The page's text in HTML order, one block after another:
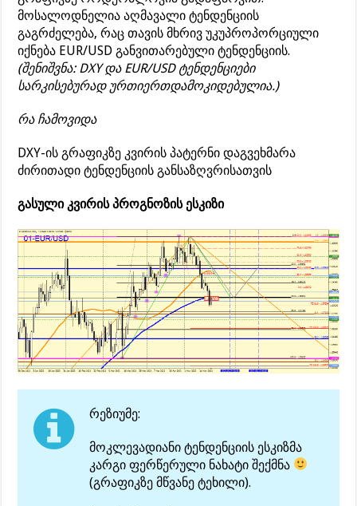
მოსალოდნელია აღმავალი ტენდენციის
გაგრძელება, რაც თავის მხრივ უკუპროპორციული
იქნება EUR/USD განვითარებული ტენდენციის.
(შენიშვნა: DXY და EUR/USD ტენდენციები
სარკისებურად ურთიერთდამოკიდებულია.)
რა ჩამოვიდა
DXY-ის გრაფიკზე კვირის პატერნი დაგვეხმარა
ძირითადი ტენდენციის განსაზღვრისათვის
გასული კვირის პროგნოზის ესკიზი
რეზიუმე:
მოკლევადიანი ტენდენციის ესკიზმა
კარგი ფერწერული ნახატი შექმნა
(გრაფიკზე მწვანე ტეხილი).